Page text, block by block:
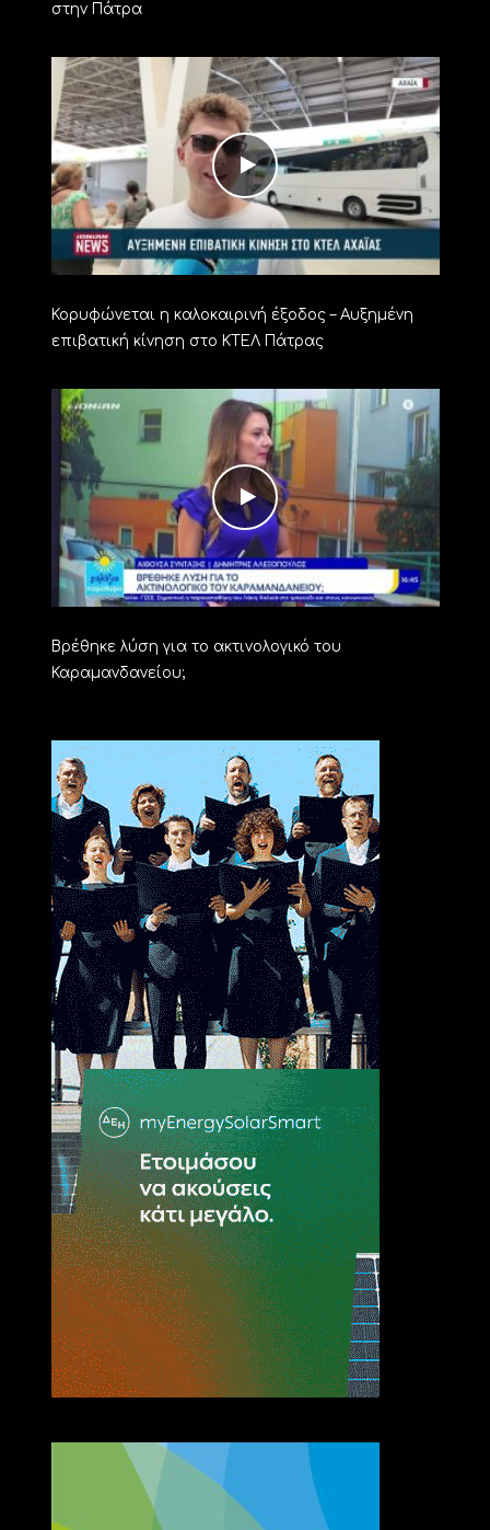
στην Πάτρα
Κορυφώνεται η καλοκαιρινή έξοδος – Αυξημένη
επιβατική κίνηση στο ΚΤΕΛ Πάτρας
Βρέθηκε λύση για το ακτινολογικό του
Καραμανδανείου;